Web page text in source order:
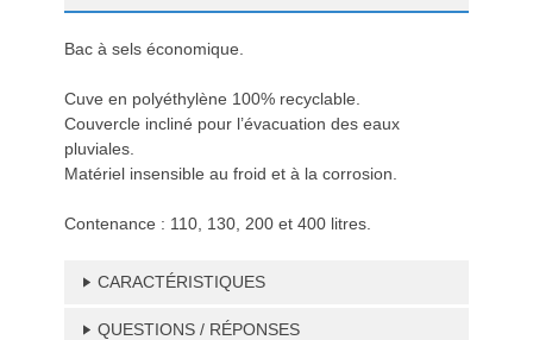
Bac à sels économique.
Cuve en polyéthylène 100% recyclable.
Couvercle incliné pour l’évacuation des eaux
pluviales.
Matériel insensible au froid et à la corrosion.
Contenance : 110, 130, 200 et 400 litres.
CARACTÉRISTIQUES
QUESTIONS / RÉPONSES